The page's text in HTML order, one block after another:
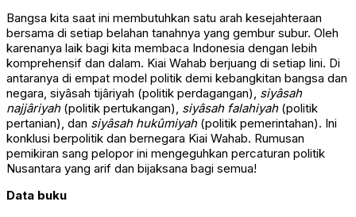
Bangsa kita saat ini membutuhkan satu arah kesejahteraan
bersama di setiap belahan tanahnya yang gembur subur. Oleh
karenanya laik bagi kita membaca Indonesia dengan lebih
komprehensif dan dalam. Kiai Wahab berjuang di setiap lini. Di
antaranya di empat model politik demi kebangkitan bangsa dan
negara, siyâsah tijâriyah (politik perdagangan), siyâsah
najjâriyah(politik pertukangan), siyâsah falahiyah(politik
pertanian), dan siyâsah hukûmiyah(politik pemerintahan). Ini
konklusi berpolitik dan bernegara Kiai Wahab. Rumusan
pemikiran sang pelopor ini mengeguhkan percaturan politik
Nusantara yang arif dan bijaksana bagi semua!
Data buku